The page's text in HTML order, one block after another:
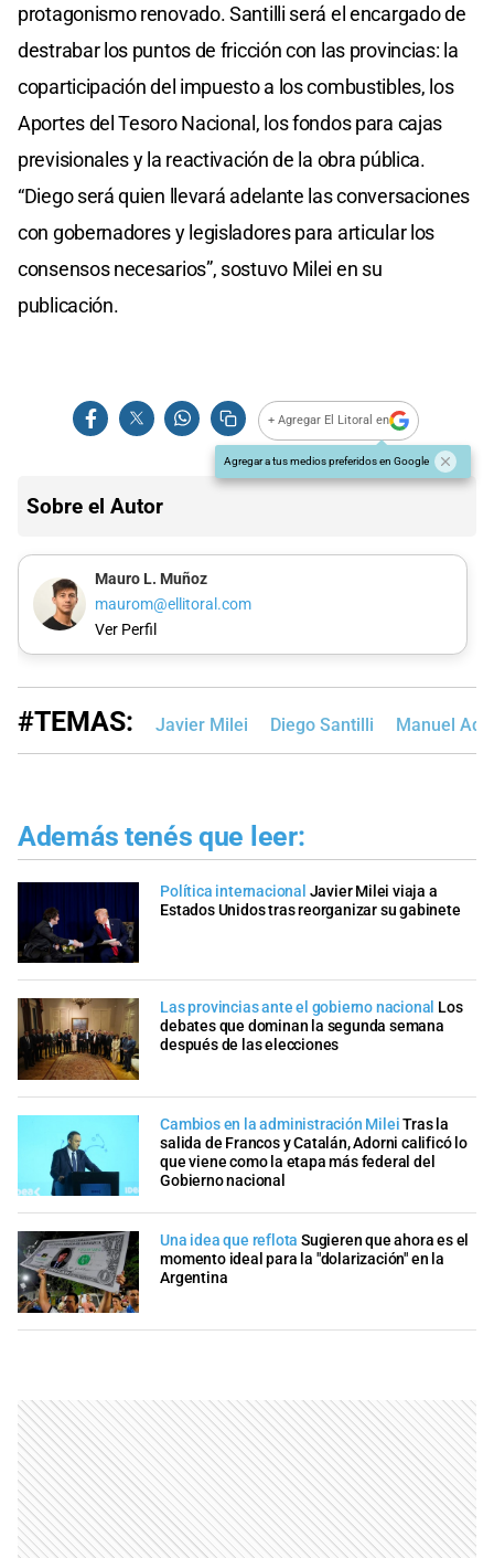
protagonismo renovado. Santilli será el encargado de
destrabar los puntos de fricción con las provincias: la
coparticipación del impuesto a los combustibles, los
Aportes del Tesoro Nacional, los fondos para cajas
previsionales y la reactivación de la obra pública.
“Diego será quien llevará adelante las conversaciones
con gobernadores y legisladores para articular los
consensos necesarios”, sostuvo Milei en su
publicación.
+ Agregar El Litoral en
Agregar a tus medios preferidos en Google
Sobre el Autor
Mauro L. Muñoz
maurom@ellitoral.com
Ver Perfil
#TEMAS: Javier Milei Diego Santilli Manuel
Además tenés que leer:
Política internacional Javier Milei viaja a
Estados Unidos tras reorganizar su gabinete
Las provincias ante el gobierno nacional Los
debates que dominan la segunda semana
después de las elecciones
Cambios en la administración MileiTras la
salida de Francos y Catalán, Adorni calificó lo
que viene como la etapa más federal del
Gobierno nacional
Una idea que reflota Sugieren que ahora es el
momento ideal para la "dolarización" en la
Argentina